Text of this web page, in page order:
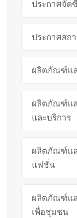
ประกาศจัด
ประกาศสถ
ผลิตภัณฑ์แ
ผลิตภัณฑ์แ
และบริการ
ผลิตภัณฑ์แ
แฟชั่น
ผลิตภัณฑ์แ
เพื่อชุมชน